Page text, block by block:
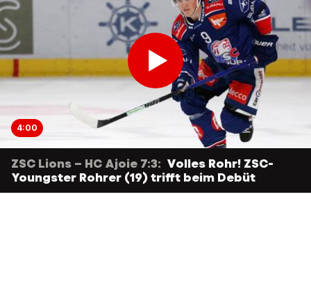
4:00
ZSC Lions – HC Ajoie 7:3: Volles Rohr! ZSC-
Youngster Rohrer (19) trifft beim Debüt